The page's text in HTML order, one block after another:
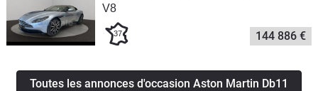
V8
37 144 886 €
Toutes les annonces d'occasion Aston Martin Db11